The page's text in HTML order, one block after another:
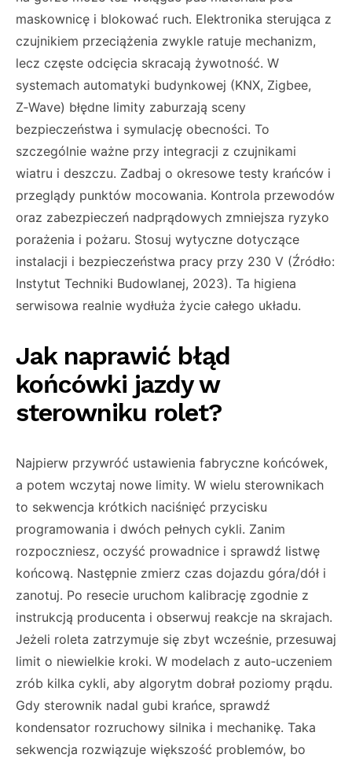
maskownicę i blokować ruch. Elektronika sterująca z
czujnikiem przeciążenia zwykle ratuje mechanizm,
lecz częste odcięcia skracają żywotność. W
systemach automatyki budynkowej (KNX, Zigbee,
Z‑Wave) błędne limity zaburzają sceny
bezpieczeństwa i symulację obecności. To
szczególnie ważne przy integracji z czujnikami
wiatru i deszczu. Zadbaj o okresowe testy krańców i
przeglądy punktów mocowania. Kontrola przewodów
oraz zabezpieczeń nadprądowych zmniejsza ryzyko
porażenia i pożaru. Stosuj wytyczne dotyczące
instalacji i bezpieczeństwa pracy przy 230 V (Źródło:
Instytut Techniki Budowlanej, 2023). Ta higiena
serwisowa realnie wydłuża życie całego układu.
Jak naprawić błąd
końcówki jazdy w
sterowniku rolet?
Najpierw przywróć ustawienia fabryczne końcówek,
a potem wczytaj nowe limity. W wielu sterownikach
to sekwencja krótkich naciśnięć przycisku
programowania i dwóch pełnych cykli. Zanim
rozpoczniesz, oczyść prowadnice i sprawdź listwę
końcową. Następnie zmierz czas dojazdu góra/dół i
zanotuj. Po resecie uruchom kalibrację zgodnie z
instrukcją producenta i obserwuj reakcje na skrajach.
Jeżeli roleta zatrzymuje się zbyt wcześnie, przesuwaj
limit o niewielkie kroki. W modelach z auto‑uczeniem
zrób kilka cykli, aby algorytm dobrał poziomy prądu.
Gdy sterownik nadal gubi krańce, sprawdź
kondensator rozruchowy silnika i mechanikę. Taka
sekwencja rozwiązuje większość problemów, bo